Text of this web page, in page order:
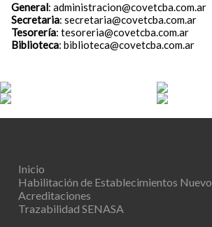
General: administracion@covetcba.com.ar
Secretaria: secretaria@covetcba.com.ar
Tesorería: tesoreria@covetcba.com.ar
Biblioteca: biblioteca@covetcba.com.ar
Inicio
Habilitación de Establecimientos Nuevo
Acreditaciones
Trazabilidad SENASA